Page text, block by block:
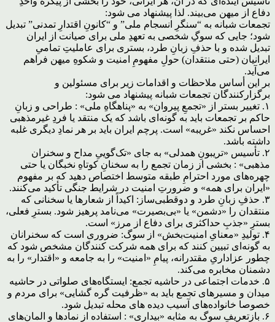
دفاع از میهن می‌بیند. لذا پیشنهاد می شود:
تجمعات شبانه به “سنگرِ انسجام ملی” و “کانونِ اقتدارِ تمدنی” تبدیل
شود؛ جایی که سوگِ شخصی به تعهدِ ملی برای صیانت از ایران
تبدیل شده و با حذفِ زبانِ طرد، بستری برای عاملیتِ تمامیِ
ایرانیان (حتی منتقدان) حولِ مفهومِ امنیت و شکوهِ میهن فراهم
می‌آید.
بر این أساس ملاحظات و اقدامات زیر برای مسئولین و
برگزارکنندگان تجمعات شبانه پیشنهاد می شود:
۱. تغییر بستر از «تجمعِ پیروان» به «پناهگاهِ ملی» : طراحی و زبانِ
حاکم بر تجمعات باید به گونه‌ای باشد که یک منتقد یا فردِ غیرمذهبی
احساس نکند «غریبه» است. پرچم ایران باید بر هر نمادِ دیگری غلبه
داشته باشد.
۲. تأسیس «تریبونِ همدلی» به جای «تک‌گوییِ مداح و سخنران
مذهبی» : بخشی از زمان تجمع را به سخنانِ کوتاهِ نخبگان یا حتی
چهره‌های مورد احترامِ طبقه متوسط اختصاص دهید که بر مفهوم
«ایران برای همه» و ضرورتِ امنیت در شرایط جنگی تأکید می‌کنند.
۳. حذفِ زبانِ طرد و دوقطبی‌ساز: اکیداً از شعارها یا سخنانی که
منتقدان را «دشمن» یا «بی‌بصیرت» می‌نامد پرهیز شود. بسترِ فعلی،
بسترِ «جذبِ حداکثری برای دفاع از مرز» است.
۴. تولیدِ «معنایِ امنیت‌بخش» از سوگ: ضروری است که سخنرانان
به گونه‌ای تبیین کنند که برای همه شرکت کنندگان مشخص شود که
چطور عزاداریِ مقتدرانه، پیامِ «امنیت» را به جامعه و «اقتدار» را به
دشمنان مخابره می‌کند.
۵. خدمات اجتماعی در حاشیه تجمع: ایستگاه‌های صلواتی در حاشیه
میدان و مسیرهای تجمع باید به «ظرفیت گره گشایی» برای مردم و
خصوصا خانواده‌های آسیب دیده های محله تبدیل شود.
۶. بازتعریفِ سوگ به مثابه «بیداری» : استفاده از نمادها و المان‌های